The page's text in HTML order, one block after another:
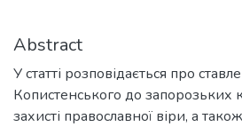
Abstract
У статті розповідається про
Копистенського до запорозьких
захисті православної віри, а